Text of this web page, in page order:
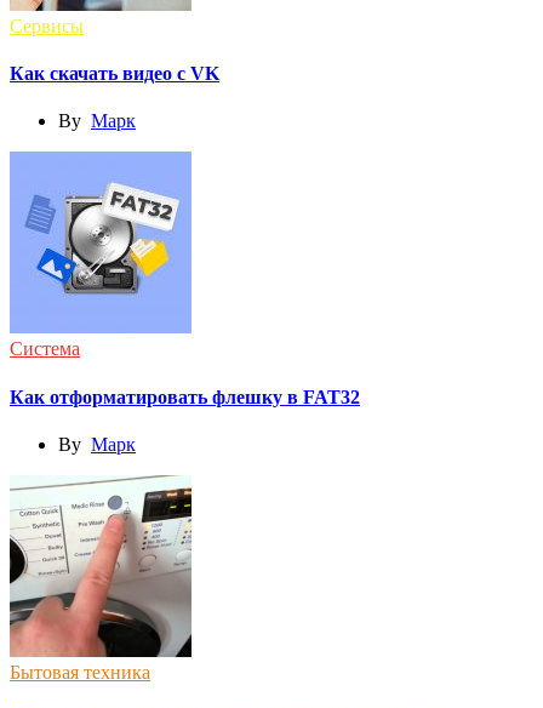
Сервисы
Как скачать видео с VK
By Марк
Система
Как отформатировать флешку в FAT32
By Марк
Бытовая техника